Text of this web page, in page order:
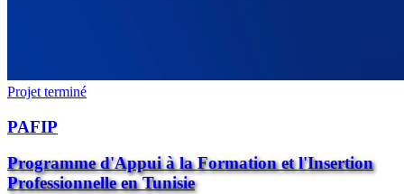
Projet terminé
PAFIP
Programme d'Appui à la Formation et l'Insertion
Professionnelle en Tunisie